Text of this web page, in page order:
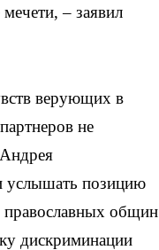
– заявил
верующих в
не
услышать позицию
православных общин
дискриминации